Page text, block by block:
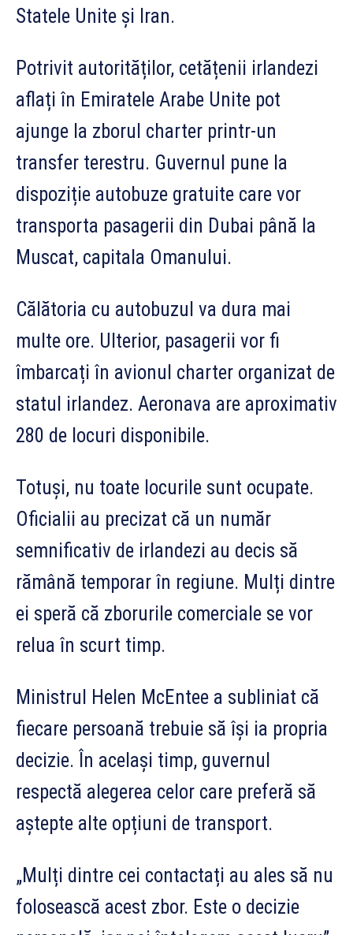
Statele Unite și Iran.
Potrivit autorităților, cetățenii irlandezi
aflați în Emiratele Arabe Unite pot
ajunge la zborul charter printr-un
transfer terestru. Guvernul pune la
dispoziție autobuze gratuite care vor
transporta pasagerii din Dubai până la
Muscat, capitala Omanului.
Călătoria cu autobuzul va dura mai
multe ore. Ulterior, pasagerii vor fi
îmbarcați în avionul charter organizat de
statul irlandez. Aeronava are aproximativ
280 de locuri disponibile.
Totuși, nu toate locurile sunt ocupate.
Oficialii au precizat că un număr
semnificativ de irlandezi au decis să
rămână temporar în regiune. Mulți dintre
ei speră că zborurile comerciale se vor
relua în scurt timp.
Ministrul Helen McEntee a subliniat că
fiecare persoană trebuie să își ia propria
decizie. În același timp, guvernul
respectă alegerea celor care preferă să
aștepte alte opțiuni de transport.
„Mulți dintre cei contactați au ales să nu
folosească acest zbor. Este o decizie